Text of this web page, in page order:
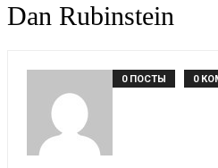
Dan Rubinstein
0 ПОСТЫ 0